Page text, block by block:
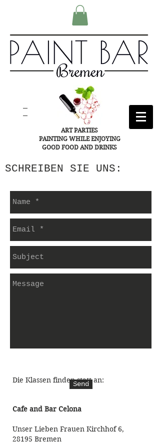
ART PARTIES
PAINTING WHILE ENJOYING
GOOD FOOD AND DRINKS
SCHREIBEN SIE UNS:
Send
Die Klassen finden statt an:
Cafe and Bar Celona
Unser Lieben Frauen Kirchhof 6,
28195 Bremen